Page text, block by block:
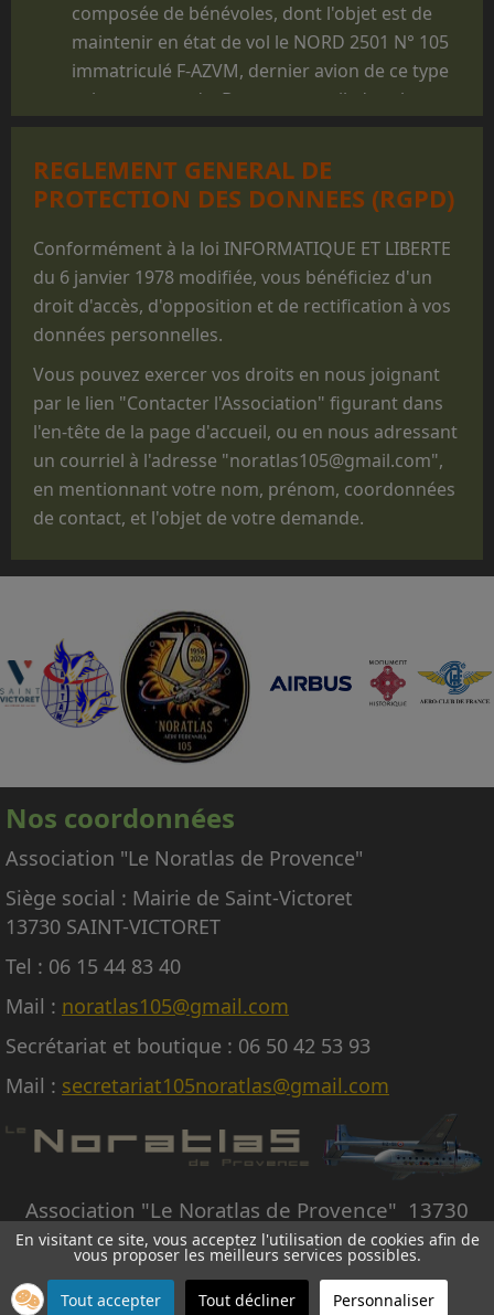
composée de bénévoles, dont l'objet est de
maintenir en état de vol le NORD 2501 N° 105
immatriculé F-AZVM, dernier avion de ce type
volant au monde. De cet appareil, dont la
largués des milliers de jeunes gens, et il reste
un appareil mythique dans le monde du
parachutisme militaire.
Que les prestations faites au profit des
structures militaires des 3 Armées ne sont
réalisées que pour des parachutages
ponctuels exécutés lors de manifestations
commémorations, des anniversaires, des
"Journées Portes ouvertes", des journées des
familles, des baptêmes de promotion, des
fêtes d'unité ou pour des passations de
commandement.
Que le statut administratif de notre avion,
(CNRAC) ne nous permet pas d'embarquer des
passagers autres que les membres
d'équipage adhérents à l'association,
nécessaires à la conduite et à la mise en
œuvre de l'avion.
En conséquence, nous regrettons donc de ne
pas pouvoir répondre aux nombreuses
demandes d'embarquement sur le Noratlas, à
titre gracieux ou payant.
REGLEMENT GENERAL DE
PROTECTION DES DONNEES (RGPD)
Conformément à la loi INFORMATIQUE ET LIBERTE
du 6 janvier 1978 modifiée, vous bénéficiez d'un
droit d'accès, d'opposition et de rectification à vos
données personnelles.
Vous pouvez exercer vos droits en nous joignant
par le lien "Contacter l'Association" figurant dans
l'en-tête de la page d'accueil, ou en nous adressant
un courriel à l'adresse "noratlas105@gmail.com",
en mentionnant votre nom, prénom, coordonnées
de contact, et l'objet de votre demande.
Nos coordonnées
Association "Le Noratlas de Provence"
Siège social : Mairie de Saint-Victoret
13730 SAINT-VICTORET
Tel : 06 15 44 83 40
Mail : noratlas105@gmail.com
Secrétariat et boutique : 06 50 42 53 93
Mail : secretariat105noratlas@gmail.com
Association "Le Noratlas de Provence" 13730
SAINT-VICTORET
© Copyright Le Noratlas de Provence - Tous droits réservés -Création site internet
Avignon
En visitant ce site, vous acceptez l'utilisation de cookies afin de
vous proposer les meilleurs services possibles.
Tout accepter Tout décliner Personnaliser